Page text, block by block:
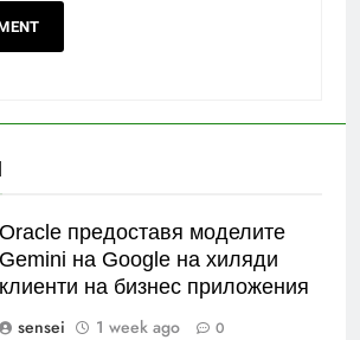
Oracle предоставя моделите
Gemini на Google на хиляди
клиенти на бизнес приложения
sensei
1 week ago 0